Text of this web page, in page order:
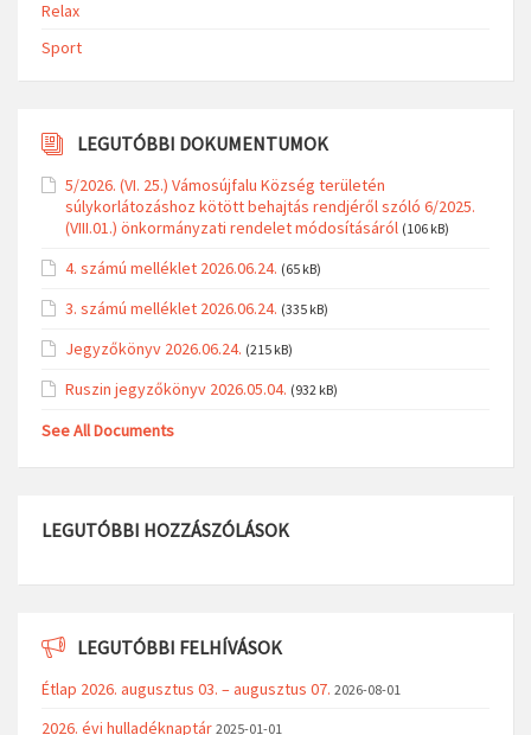
Relax
Sport
LEGUTÓBBI DOKUMENTUMOK
5/2026. (VI. 25.) Vámosújfalu Község területén
súlykorlátozáshoz kötött behajtás rendjéről szóló 6/2025.
(VIII.01.) önkormányzati rendelet módosításáról (106 kB)
4. számú melléklet 2026.06.24. (65 kB)
3. számú melléklet 2026.06.24. (335 kB)
Jegyzőkönyv 2026.06.24. (215 kB)
Ruszin jegyzőkönyv 2026.05.04. (932 kB)
See All Documents
LEGUTÓBBI HOZZÁSZÓLÁSOK
LEGUTÓBBI FELHÍVÁSOK
Étlap 2026. augusztus 03. – augusztus 07. 2026-08-01
2026. évi hulladéknaptár 2025-01-01